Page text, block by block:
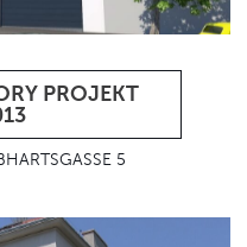
PROJEKT
5